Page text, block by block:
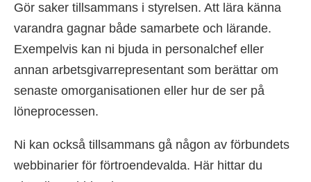
Gör saker tillsammans i styrelsen. Att lära känna
varandra gagnar både samarbete och lärande.
Exempelvis kan ni bjuda in personalchef eller
annan arbetsgivarrepresentant som berättar om
senaste omorganisationen eller hur de ser på
löneprocessen.
Ni kan också tillsammans gå någon av förbundets
webbinarier för förtroendevalda. Här hittar du